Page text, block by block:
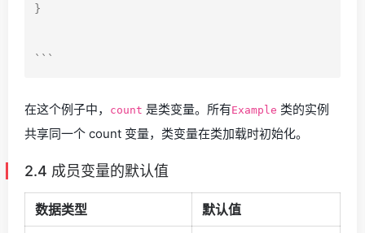
}
在这个例子中， count 是类变量。所有Example 类的实例
共享同一个 count 变量，类变量在类加载时初始化。
2.4 成员变量的默认值
数据类型 默认值